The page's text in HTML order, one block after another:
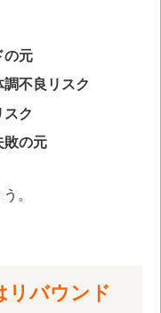
の元
不良リスク
スク
敗の元
。
リバウンド